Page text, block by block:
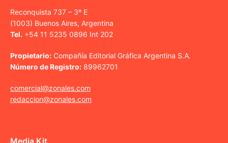
Reconquista 737 – 3º E
(1003) Buenos Aires, Argentina
Tel. +54 11 5235 0896 Int 202
Propietario: Compañía Editorial Gráfica Argentina S.A.
Número de Registro: 89962701
comercial@zonales.com
redaccion@zonales.com